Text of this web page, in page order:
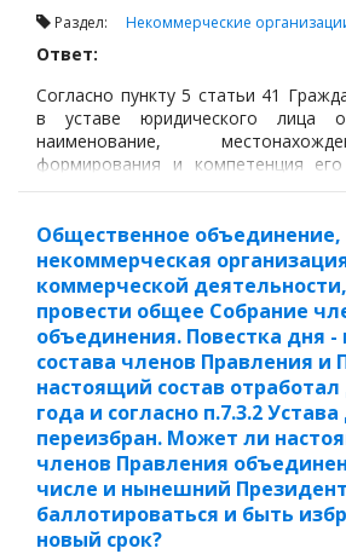
Раздел: Некоммерческие
Ответ:
Согласно пункту 5 статьи 41
в уставе юридического лица
наименование,
формирования и компетенция
реорганизации и ликвидации.
Общественное объединение,
некоммерческая
коммерческой
провести общее Собрание
объединения. Повестка дня -
состава членов Правления и
настоящий состав отработал
года и согласно п.7.3.2
переизбран. Может ли
членов Правления
числе и нынешний Президент
баллотироваться и быть
новый срок?